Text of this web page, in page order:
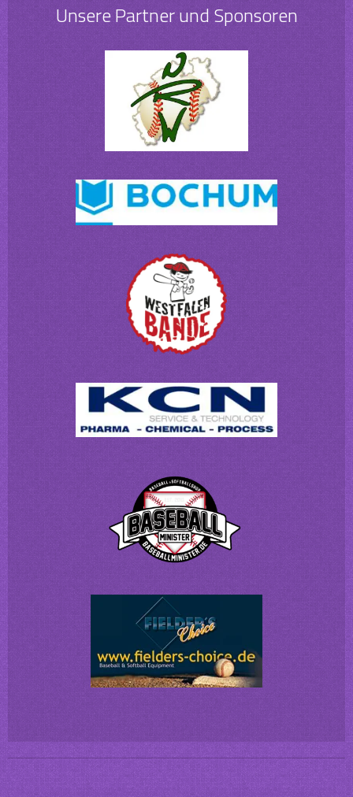
Unsere Partner und Sponsoren